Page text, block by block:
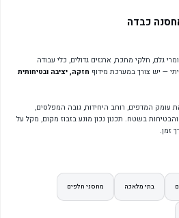
כבדה
גלם, חלקי מתכת, ארגזים גדולים, כלי עבודה
— יש צורך במערכת מידוף חזקה, יציבה ובטיחותית
עומק המדפים, רוחב היחידות, גובה המפלסים,
בשטח. תכנון נכון מונע בזבוז מקום, מקל על
זמן.
בתי מלאכה מחסני חלפים